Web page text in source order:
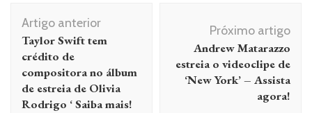
Navegação
de
post
Artigo anterior
Taylor Swift tem
crédito de
compositora no álbum
de estreia de Olivia
Rodrigo ‘ Saiba mais!
Próximo artigo
Andrew Matarazzo
estreia o videoclipe de
‘New York’ – Assista
agora!